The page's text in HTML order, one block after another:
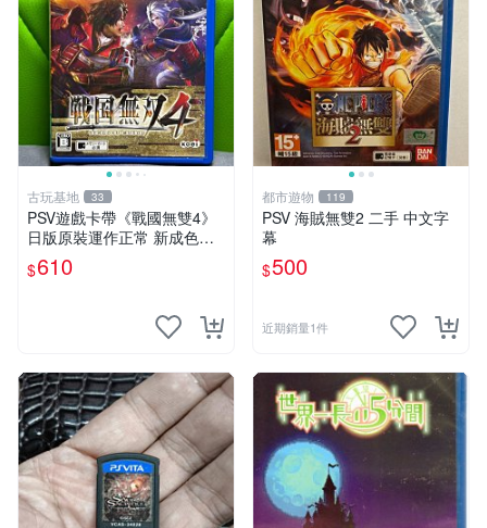
古玩基地 33
PSV遊戲卡帶《戰國無雙4》
日版原裝運作正常 新成色如
圖拍賣請先確認 成色拍賣一
經成交概不退換 PSV遊戲 卡
$610
都市遊物 119
PSV 海賊無雙2 二手 中文字
幕
$500
近期銷量1件